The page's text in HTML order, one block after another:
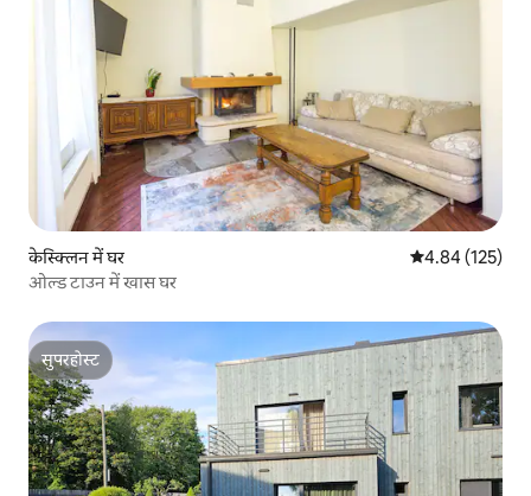
केस्क्लिन में घर औसत रेटिंग 5 में से
4.84 (125)
ओल्ड टाउन में खास घर
सुपरहोस्ट
सुपरहोस्ट